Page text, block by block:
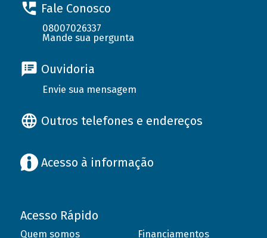
Fale Conosco
08007026337
Mande sua pergunta
Ouvidoria
Envie sua mensagem
Outros telefones e endereços
Acesso à informação
Acesso Rápido
Quem somos
Financiamentos